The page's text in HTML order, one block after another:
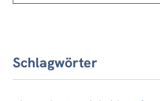
Schlagwörter